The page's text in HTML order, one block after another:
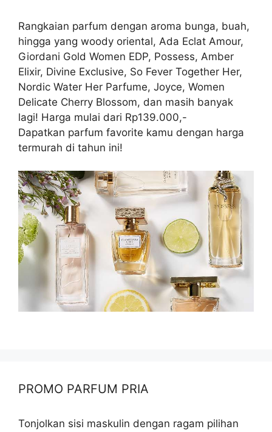
Rangkaian parfum dengan aroma bunga, buah,
hingga yang woody oriental, Ada Eclat Amour,
Giordani Gold Women EDP, Possess, Amber
Elixir, Divine Exclusive, So Fever Together Her,
Nordic Water Her Parfume, Joyce, Women
Delicate Cherry Blossom, dan masih banyak
lagi! Harga mulai dari Rp139.000,-
Dapatkan parfum favorite kamu dengan harga
termurah di tahun ini!
PROMO PARFUM PRIA
Tonjolkan sisi maskulin dengan ragam pilihan